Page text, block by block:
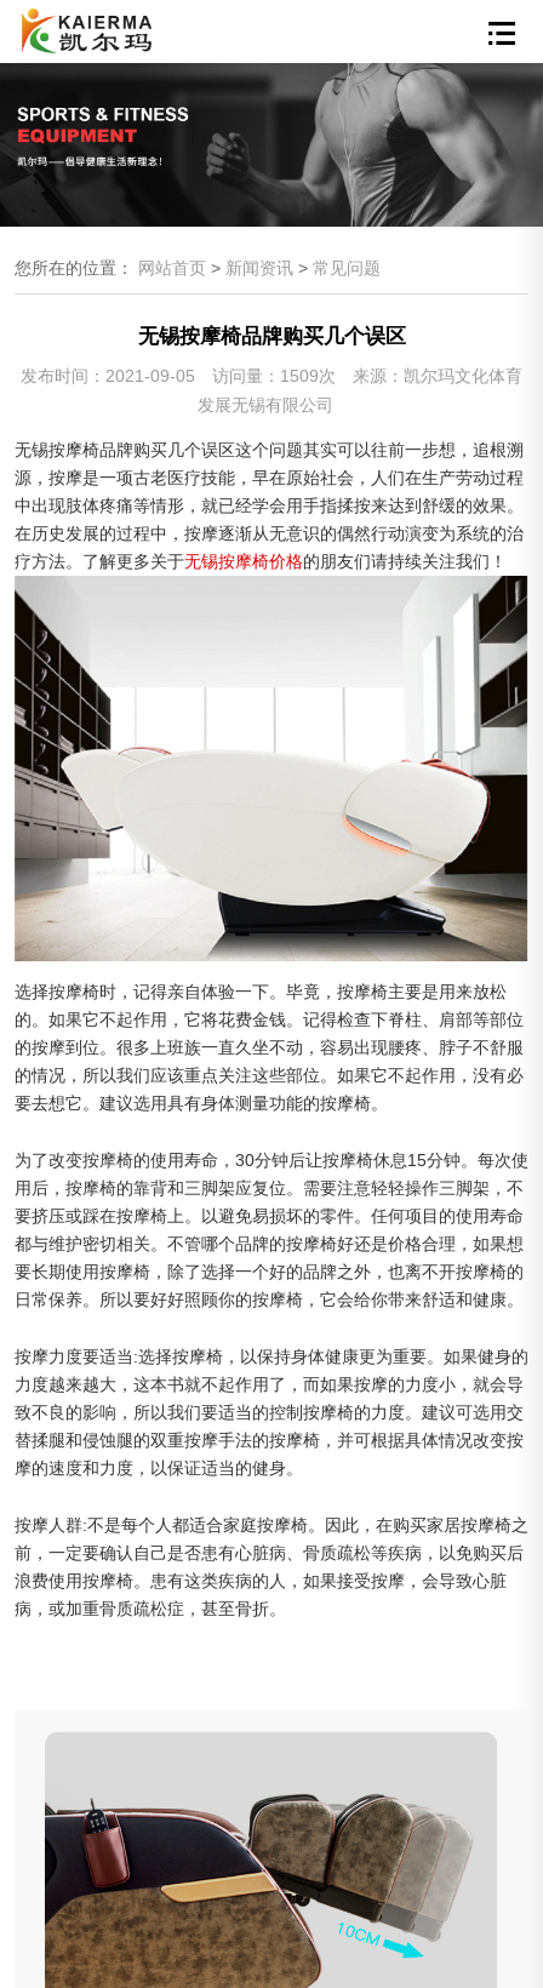
您所在的位置： 网站首页 > 新闻资讯 > 常见问题
无锡按摩椅品牌购买几个误区
发布时间：2021-09-05 访问量：1509次
来源：凯尔玛文化体育
发展无锡有限公司
无锡按摩椅品牌购买几个误区这个问题其实可以往前一步想，追根溯
源，按摩是一项古老医疗技能，早在原始社会，人们在生产劳动过程
中出现肢体疼痛等情形，就已经学会用手指揉按来达到舒缓的效果。
在历史发展的过程中，按摩逐渐从无意识的偶然行动演变为系统的治
疗方法。了解更多关于无锡按摩椅价格的朋友们请持续关注我们！
选择按摩椅时，记得亲自体验一下。毕竟，按摩椅主要是用来放松
的。如果它不起作用，它将花费金钱。记得检查下脊柱、肩部等部位
的按摩到位。很多上班族一直久坐不动，容易出现腰疼、脖子不舒服
的情况，所以我们应该重点关注这些部位。如果它不起作用，没有必
要去想它。建议选用具有身体测量功能的按摩椅。
为了改变按摩椅的使用寿命，30分钟后让按摩椅休息15分钟。每次使
用后，按摩椅的靠背和三脚架应复位。需要注意轻轻操作三脚架，不
要挤压或踩在按摩椅上。以避免易损坏的零件。任何项目的使用寿命
都与维护密切相关。不管哪个品牌的按摩椅好还是价格合理，如果想
要长期使用按摩椅，除了选择一个好的品牌之外，也离不开按摩椅的
日常保养。所以要好好照顾你的按摩椅，它会给你带来舒适和健康。
按摩力度要适当:选择按摩椅，以保持身体健康更为重要。如果健身的
力度越来越大，这本书就不起作用了，而如果按摩的力度小，就会导
致不良的影响，所以我们要适当的控制按摩椅的力度。建议可选用交
替揉腿和侵蚀腿的双重按摩手法的按摩椅，并可根据具体情况改变按
摩的速度和力度，以保证适当的健身。
按摩人群:不是每个人都适合家庭按摩椅。因此，在购买家居按摩椅之
前，一定要确认自己是否患有心脏病、骨质疏松等疾病，以免购买后
浪费使用按摩椅。患有这类疾病的人，如果接受按摩，会导致心脏
病，或加重骨质疏松症，甚至骨折。